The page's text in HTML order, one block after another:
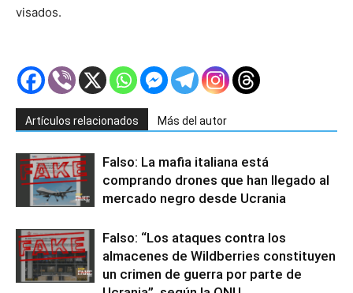
visados.
Artículos relacionados Más del autor
Falso: La mafia italiana está
comprando drones que han llegado al
mercado negro desde Ucrania
Falso: “Los ataques contra los
almacenes de Wildberries constituyen
un crimen de guerra por parte de